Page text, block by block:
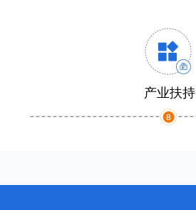
产业扶持